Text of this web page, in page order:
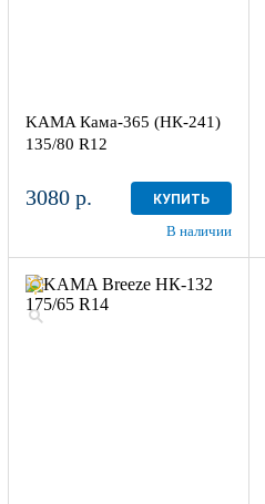
KAMA Кама-365 (НК-241)
135/80 R12
3080 р. КУПИТЬ
В наличии